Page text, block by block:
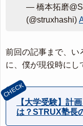
— 橋本拓磨
(@struxhashi)
前回の記事まで、い
に、僕が現役時にし
【大学受験】計
は？STRUX塾長